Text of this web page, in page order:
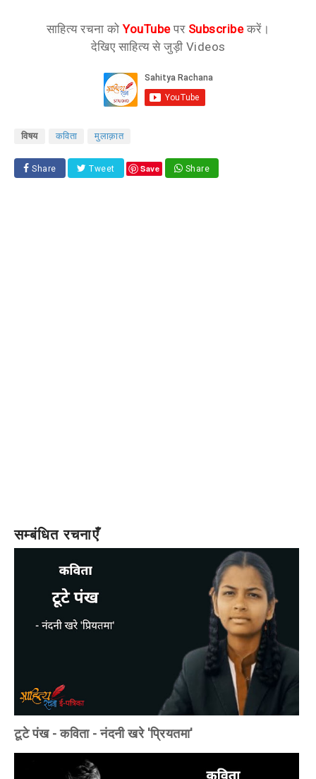
साहित्य रचना कोYouTubeपर Subscribeकरें।
देखिए साहित्य से जुड़ी Videos
विषय कविता मुलाक़ात
Share Tweet Save Share
सम्बंधित रचनाएँ
टूटे पंख - कविता - नंदनी खरे 'प्रियतमा'